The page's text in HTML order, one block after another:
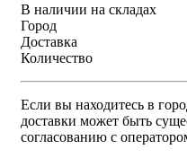
В наличии на складах
Город
Доставка
Количество
Если вы находитесь в
доставки может быть
согласованию с